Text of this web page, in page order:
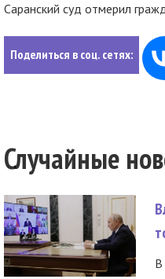
Саранский суд отмерил
Поделиться в соц. сетях:
Случайные
В